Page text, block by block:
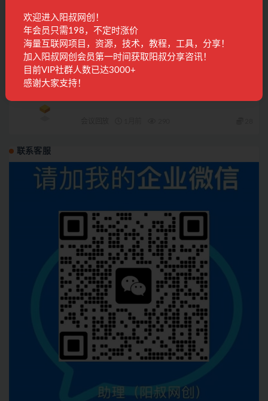
2026年05月11日阳叔网创地球村的特邀会议
会议回放 3月前 232
联系客服
欢迎进入阳叔网创！
年会员只需198，不定时涨价
海量互联网项目，资源，技术，教程，工具，分享！
加入阳叔网创会员第一时间获取阳叔分享咨讯！
目前VIP社群人数已达3000+
感谢大家支持！